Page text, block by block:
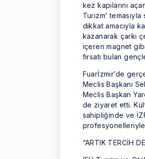
kez kapılarını
Turizm’
dikkat amacıyla
kazanarak çarkı
içeren magnet
fırsatı bulan
Fuarİzmir’de
Meclis Başkanı
Meclis Başkan
de ziyaret etti.
sahipliğinde ve
“ARTIK TERCİH